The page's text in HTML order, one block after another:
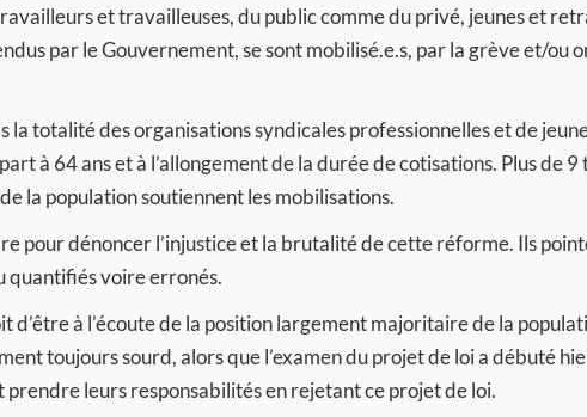
et travailleuses, du public comme du privé, jeunes et
par le Gouvernement, se sont mobilisé.e.s, par la grève et/ou
la totalité des organisations syndicales professionnelles et de
à 64 ans et à l’allongement de la durée de cotisations. Plus de
la population soutiennent les mobilisations.
pour dénoncer l’injustice et la brutalité de cette réforme. Ils
quantifiés voire erronés.
à l’écoute de la position largement majoritaire de la
toujours sourd, alors que l’examen du projet de loi a débuté
leurs responsabilités en rejetant ce projet de loi.